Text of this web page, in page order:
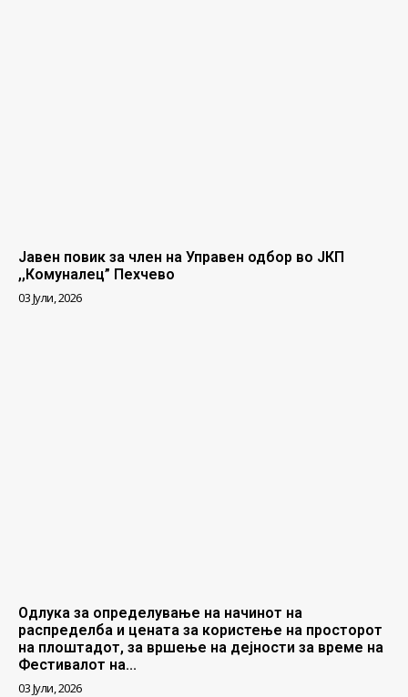
Јавен повик за член на Управен одбор во ЈКП
,,Комуналец” Пехчево
03 Јули, 2026
Одлука за определување на начинот на
распределба и цената за користење на просторот
на плоштадот, за вршење на дејности за време на
Фестивалот на...
03 Јули, 2026